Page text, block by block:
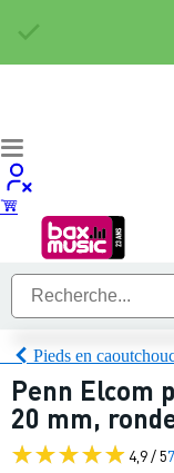
Pieds en
Penn Elcom
20 mm,
4,9 / 5